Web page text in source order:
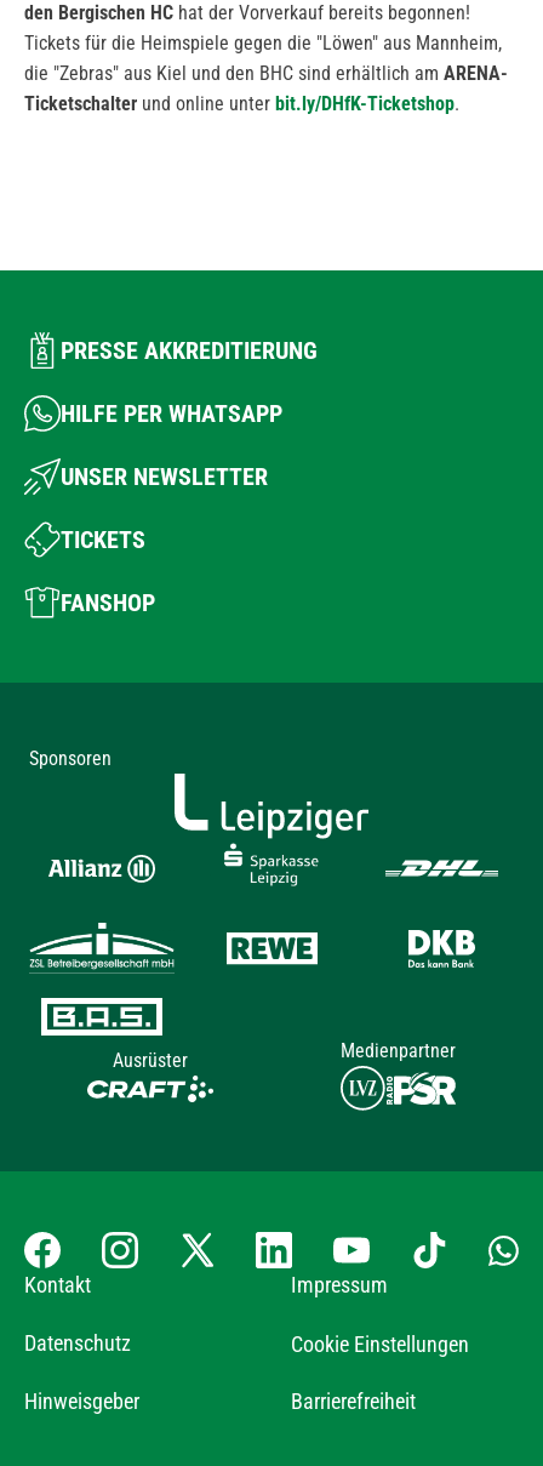
den Bergischen HC hat der Vorverkauf bereits begonnen!
Tickets für die Heimspiele gegen die "Löwen" aus Mannheim,
die "Zebras" aus Kiel und den BHC sind erhältlich am ARENA-
Ticketschalter und online unter bit.ly/DHfK-Ticketshop.
PRESSE AKKREDITIERUNG
HILFE PER WHATSAPP
UNSER NEWSLETTER
TICKETS
FANSHOP
Sponsoren
Ausrüster Medienpartner
Kontakt Impressum
Datenschutz Cookie Einstellungen
Hinweisgeber Barrierefreiheit